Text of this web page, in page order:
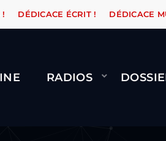
ORANGE ROAD QUI PASSE, ÇA LE FAIT !
! DÉDICACE ÉCRIT ! DÉDICACE
RADIOS